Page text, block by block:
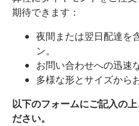
期待できます：
夜間または翌日配達を
ン。
お問い合わせへの迅速
多様な形とサイズから
以下のフォームにご記入の
ださい。